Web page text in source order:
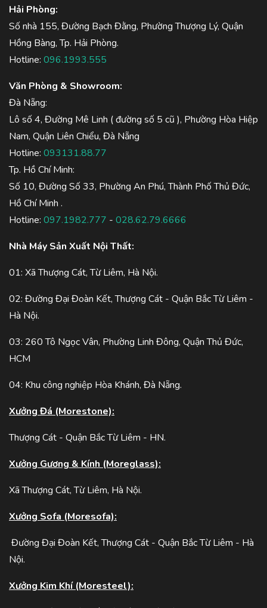
Hải Phòng:
Số nhà 155, Đường Bạch Đằng, Phường Thượng Lý, Quận
Hồng Bàng, Tp. Hải Phòng.
Hotline: 096.1993.555
Văn Phòng & Showroom:
Đà Nẵng:
Lô số 4, Đường Mê Linh ( đường số 5 cũ ), Phường Hòa Hiệp
Nam, Quận Liên Chiểu, Đà Nẵng
Hotline: 093131.88.77
Tp. Hồ Chí Minh:
Số 10, Đường Số 33, Phường An Phú, Thành Phố Thủ Đức,
Hồ Chí Minh .
Hotline: 097.1982.777 - 028.62.79.6666
Nhà Máy Sản Xuất Nội Thất:
01: Xã Thượng Cát, Từ Liêm, Hà Nội.
02: Đường Đại Đoàn Kết, Thượng Cát - Quận Bắc Từ Liêm -
Hà Nội.
03: 260 Tô Ngọc Vân, Phường Linh Đông, Quận Thủ Đức,
HCM
04: Khu công nghiệp Hòa Khánh, Đà Nẵng.
Xưởng Đá (Morestone):
Thượng Cát - Quận Bắc Từ Liêm - HN.
Xưởng Gương & Kính (Moreglass):
Xã Thượng Cát, Từ Liêm, Hà Nội.
Xưởng Sofa (Moresofa):
Đường Đại Đoàn Kết, Thượng Cát - Quận Bắc Từ Liêm - Hà
Nội.
Xưởng Kim Khí (Moresteel):